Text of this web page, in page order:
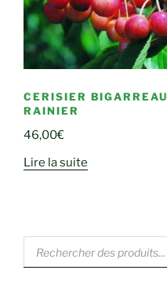
CERISIER BIGARREAU
RAINIER
46,00€
Lire la suite
Recherche
produits